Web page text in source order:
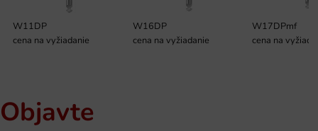
W11DP
cena na vyžiadanie
W16DP
cena na vyžiadanie
W17DPmf
cena na
Objavte